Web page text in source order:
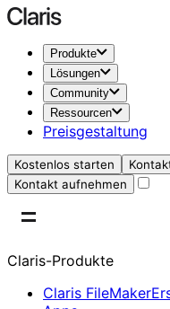
Produkte
Lösungen
Community
Ressourcen
Preisgestaltung
Kostenlos starten
Kontakt aufnehmen
Claris-Produkte
Claris FileMaker